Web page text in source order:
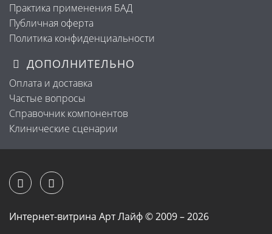
Практика применения БАД
Публичная оферта
Политика конфиденциальности
ДОПОЛНИТЕЛЬНО
Оплата и доставка
Частые вопросы
Справочник компонентов
Клинические сценарии
Интернет-витрина Арт Лайф © 2009 – 2026